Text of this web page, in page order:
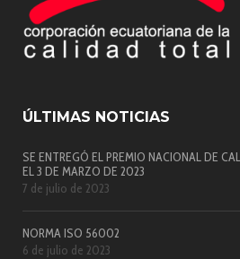
ÚLTIMAS NOTICIAS
SE ENTREGÓ EL PREMIO NACIONAL DE
EL 3 DE MARZO DE 2023
7 de julio de 2023
NORMA ISO 56002
6 de julio de 2023